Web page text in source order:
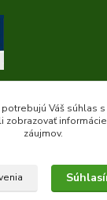
Váš súhlas
zobrazovať
záujmov.